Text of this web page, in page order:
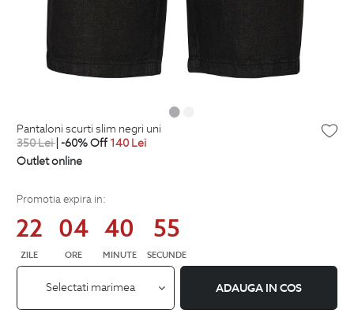
pantaloni scurti slim negri uni
350Lei| -60% Off 140 Lei
Outlet online
Promotia expira in:
22
ZILE
04
ORE
40
MINUTE
54
SECUNDE
Selectati marimea ADAUGA IN COS